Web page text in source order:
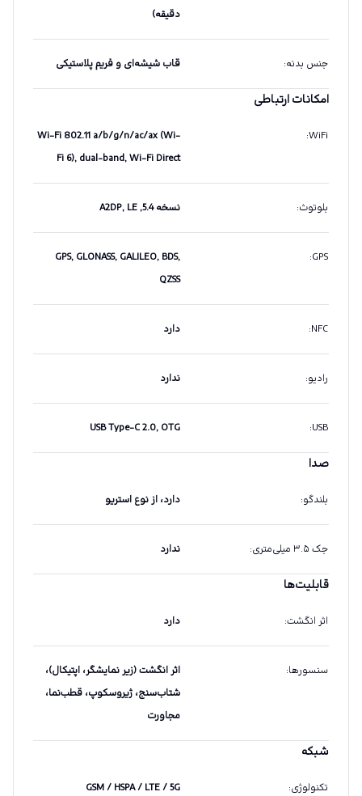
دقیقه)
جنس بدنه: قاب شیشه‌ای و فریم پلاستیکی
امکانات ارتباطی
WiFi
:
Wi-Fi 802.11 a/b/g/n/ac/ax (Wi-
Fi 6), dual-band, Wi-Fi Direct
بلوتوث: نسخه 5.4, A2DP, LE
GPS
:
GPS, GLONASS, GALILEO, BDS,
QZSS
NFC
: دارد
رادیو: ندارد
USB
:
USB Type-C 2.0, OTG
صدا
بلندگو: دارد، از نوع استریو
جک ۳.۵ میلی‌متری : ندارد
قابلیت‌ها
اثر انگشت: دارد
سنسورها:
اثر انگشت (زیر نمایشگر، اپتیکال)،
شتاب‌سنج، ژیروسکوپ، قطب‌نما،
مجاورت
شبکه
تکنولوژی:
GSM / HSPA / LTE / 5G